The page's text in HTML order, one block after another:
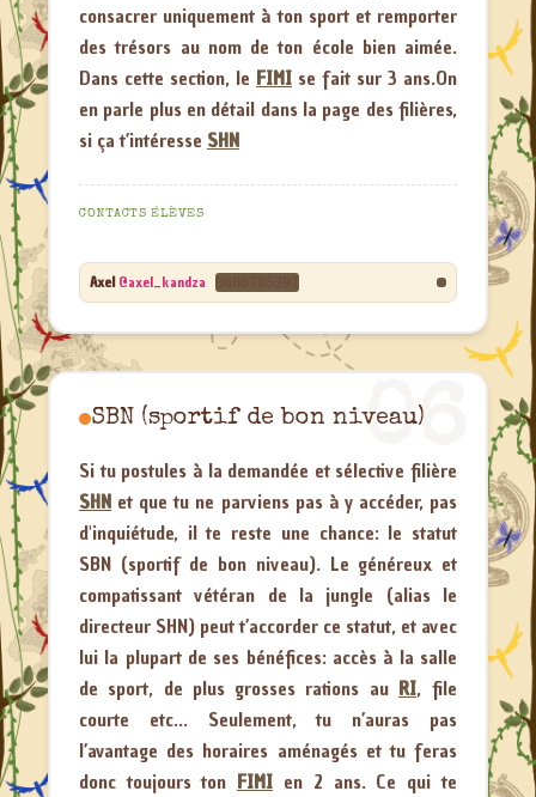
consacrer uniquement à ton sport et remporter
des trésors au nom de ton école bien aimée.
Dans cette section, le FIMI se fait sur 3 ans.On
en parle plus en détail dans la page des filières,
si ça t’intéresse SHN
CONTACTS ÉLÈVES
Axel @axel_kandza
06
SBN (sportif de bon niveau)
Si tu postules à la demandée et sélective filière
SHN et que tu ne parviens pas à y accéder, pas
d'inquiétude, il te reste une chance: le statut
SBN (sportif de bon niveau). Le généreux et
compatissant vétéran de la jungle (alias le
directeur SHN) peut t’accorder ce statut, et avec
lui la plupart de ses bénéfices: accès à la salle
de sport, de plus grosses rations au RI, file
courte etc... Seulement, tu n’auras pas
l’avantage des horaires aménagés et tu feras
donc toujours ton FIMI en 2 ans. Ce qui te